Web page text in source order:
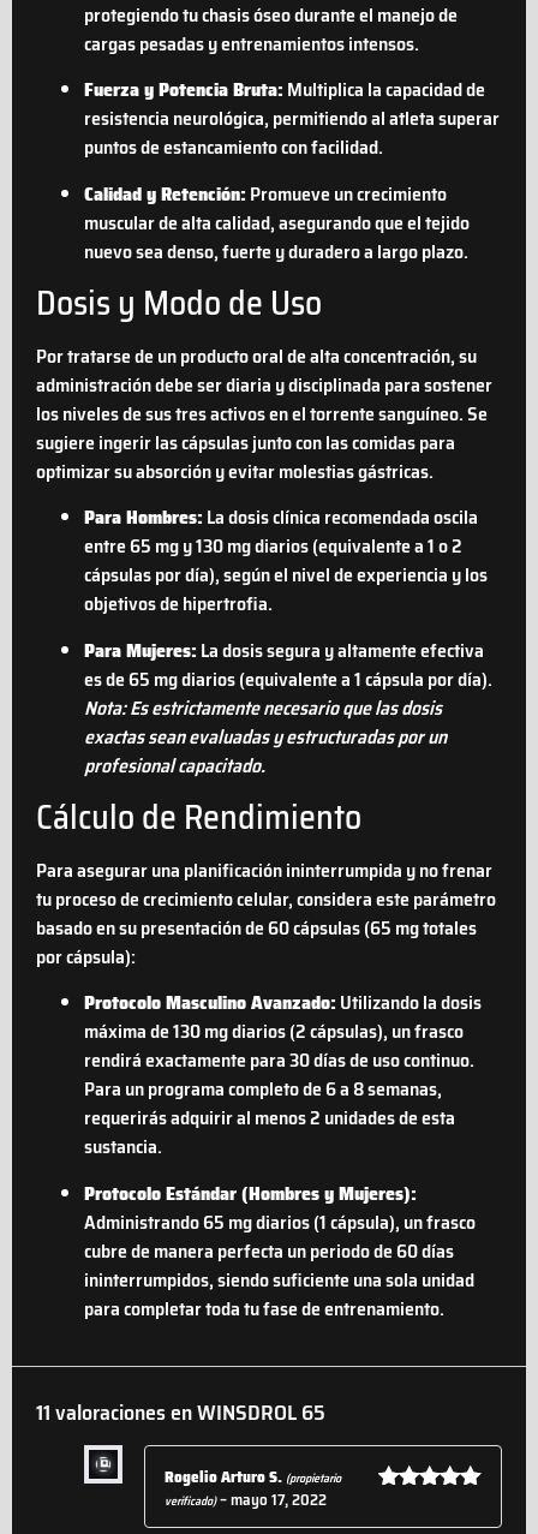
protegiendo tu chasis óseo durante el manejo de
cargas pesadas y entrenamientos intensos.
Fuerza y Potencia Bruta: Multiplica la capacidad de
resistencia neurológica, permitiendo al atleta superar
puntos de estancamiento con facilidad.
Calidad y Retención: Promueve un crecimiento
muscular de alta calidad, asegurando que el tejido
nuevo sea denso, fuerte y duradero a largo plazo.
Dosis y Modo de Uso
Por tratarse de un producto oral de alta concentración, su
administración debe ser diaria y disciplinada para sostener
los niveles de sus tres activos en el torrente sanguíneo. Se
sugiere ingerir las cápsulas junto con las comidas para
optimizar su absorción y evitar molestias gástricas.
Para Hombres: La dosis clínica recomendada oscila
entre 65 mg y 130 mg diarios (equivalente a 1 o 2
cápsulas por día), según el nivel de experiencia y los
objetivos de hipertrofia.
Para Mujeres: La dosis segura y altamente efectiva
es de 65 mg diarios (equivalente a 1 cápsula por día).
Nota: Es estrictamente necesario que las dosis
exactas sean evaluadas y estructuradas por un
profesional capacitado.
Cálculo de Rendimiento
Para asegurar una planificación ininterrumpida y no frenar
tu proceso de crecimiento celular, considera este parámetro
basado en su presentación de 60 cápsulas (65 mg totales
por cápsula):
Protocolo Masculino Avanzado: Utilizando la dosis
máxima de 130 mg diarios (2 cápsulas), un frasco
rendirá exactamente para 30 días de uso continuo.
Para un programa completo de 6 a 8 semanas,
requerirás adquirir al menos 2 unidades de esta
sustancia.
Protocolo Estándar (Hombres y Mujeres):
Administrando 65 mg diarios (1 cápsula), un frasco
cubre de manera perfecta un periodo de 60 días
ininterrumpidos, siendo suficiente una sola unidad
para completar toda tu fase de entrenamiento.
11 valoraciones enWINSDROL 65
con5de 5
Rogelio Arturo S. (propietario
verificado) –mayo 17, 2022